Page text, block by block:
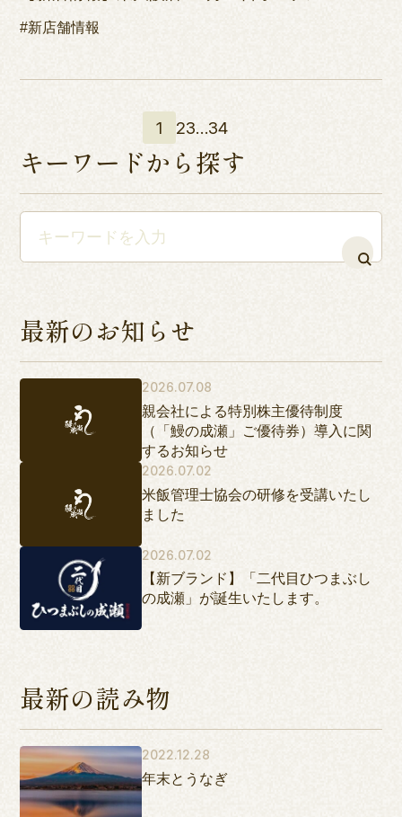
#新店舗情報
1 23…34
キーワードから探す
最新のお知らせ
2026.07.08
親会社による特別株主優待制度
（「鰻の成瀬」ご優待券）導入に関
するお知らせ
2026.07.02
米飯管理士協会の研修を受講いたし
ました
2026.07.02
【新ブランド】「二代目ひつまぶし
の成瀬」が誕生いたします。
最新の読み物
2022.12.28
年末とうなぎ